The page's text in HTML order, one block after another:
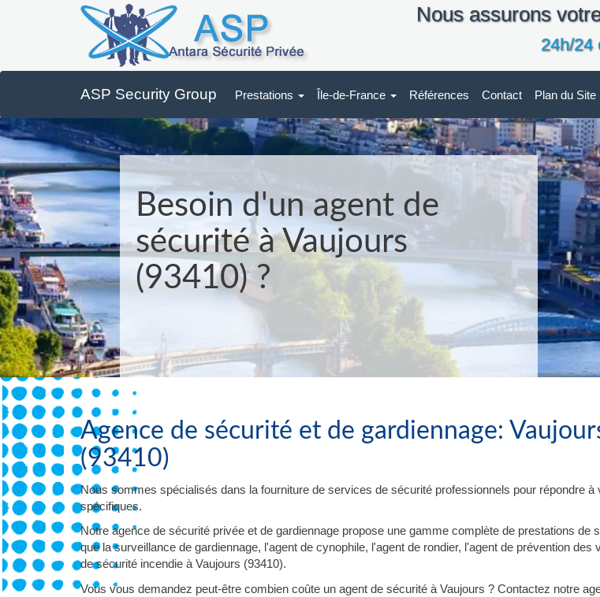
Nous assurons
24h/24
ASP Security Group Prestations Île-de-France Références Contact Plan du Site
Besoin d'un agent de
sécurité à Vaujours
(93410) ?
Agence de sécurité et de gardiennage:
(93410)
Nous sommes spécialisés dans la fourniture de services de sécurité professionnels pour répondre à
spécifiques.
Notre agence de sécurité privée et de gardiennage propose une gamme complète de prestations de
que la surveillance de gardiennage, l'agent de cynophile, l'agent de rondier, l'agent de prévention des
de sécurité incendie à Vaujours (93410).
Vous vous demandez peut-être combien coûte un agent de sécurité à Vaujours ? Contactez notre